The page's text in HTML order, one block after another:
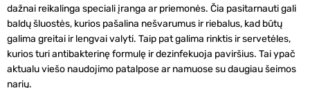
dažnai reikalinga speciali įranga ar priemonės. Čia pasitarnauti gali
baldų šluostės, kurios pašalina nešvarumus ir riebalus, kad būtų
galima greitai ir lengvai valyti. Taip pat galima rinktis ir servetėles,
kurios turi antibakterinę formulę ir dezinfekuoja paviršius. Tai ypač
aktualu viešo naudojimo patalpose ar namuose su daugiau šeimos
narių.